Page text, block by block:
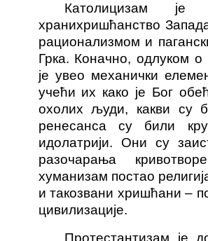
Католицизам
хранихришћанство
рационализмом и
Грка. Коначно, одлуком
је увео механички
учећи их како је Бог
охолих људи, какви су
ренесанса су били
идолатрији. Они су
разочарања
хуманизам постао
и такозвани хришћани –
цивилизације.
Протестантизам је